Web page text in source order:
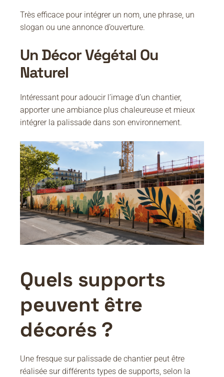
Très efficace pour intégrer un nom, une phrase, un
slogan ou une annonce d’ouverture.
Un Décor Végétal Ou
Naturel
Intéressant pour adoucir l’image d’un chantier,
apporter une ambiance plus chaleureuse et mieux
intégrer la palissade dans son environnement.
Quels supports
peuvent être
décorés ?
Une fresque sur palissade de chantier peut être
réalisée sur différents types de supports, selon la